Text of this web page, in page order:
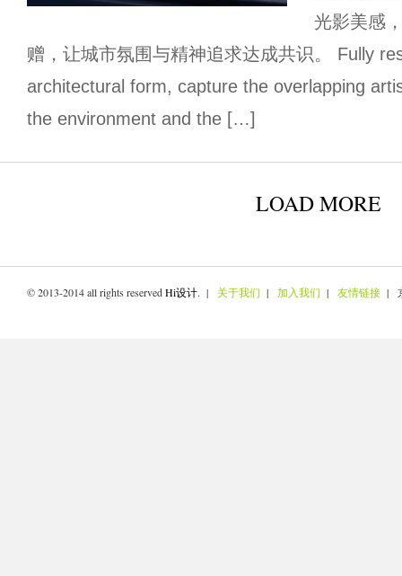
光影美感
赠，让城市氛围与精神追求达成共识。 Fully
architectural form, capture the overlapping
the environment and the […]
LOAD MORE
© 2013-2014 all rights reservedHi设计. | 关于我们 | 加入我们 | 友情链接 |